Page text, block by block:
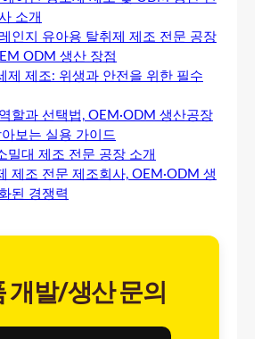
소개
인지 유아용 탈취제 제조 전문 공장
ODM 생산 장점
제 제조: 위생과 안전을 위한 필수
할과 선택법, OEM·ODM 생산공장
보는 실용 가이드
밀대 제조 전문 공장 소개
제조 전문 제조회사, OEM·ODM 생
된 경쟁력
개발/생산 문의